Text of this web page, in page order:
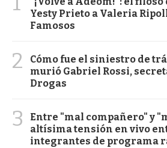
Yesty Prieto a Valeria
Famosos
2
Cómo fue el siniestro de
murió Gabriel Rossi,
Drogas
3
Entre "mal compañero" y
altísima tensión en vivo
integrantes de programa